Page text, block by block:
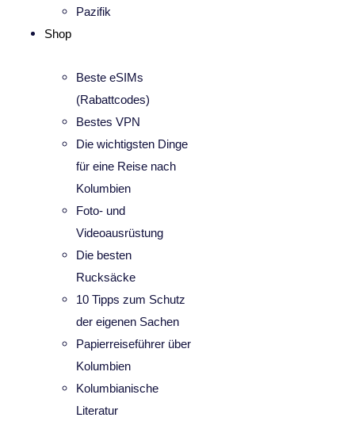
Pazifik
Shop
Beste eSIMs
(Rabattcodes)
Bestes VPN
Die wichtigsten Dinge
für eine Reise nach
Kolumbien
Foto- und
Videoausrüstung
Die besten
Rucksäcke
10 Tipps zum Schutz
der eigenen Sachen
Papierreiseführer über
Kolumbien
Kolumbianische
Literatur